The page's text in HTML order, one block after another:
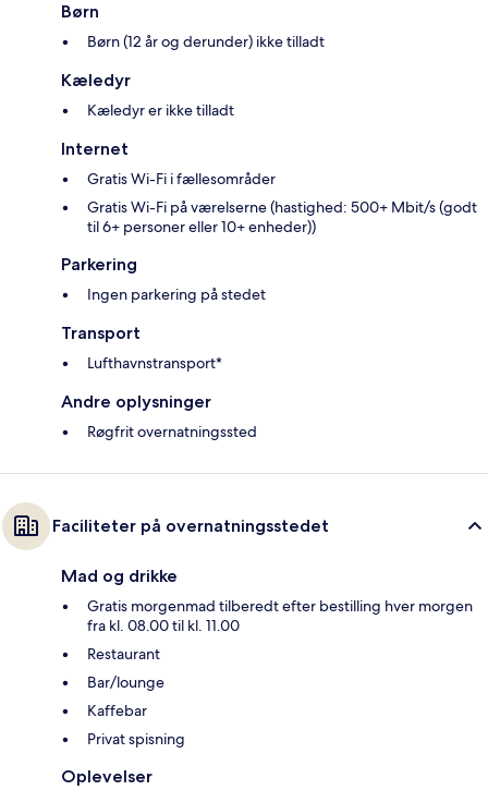
Børn
Børn (12 år og derunder) ikke tilladt
Kæledyr
Kæledyr er ikke tilladt
Internet
Gratis Wi-Fi i fællesområder
Gratis Wi-Fi på værelserne (hastighed: 500+ Mbit/s (godt
til 6+ personer eller 10+ enheder))
Parkering
Ingen parkering på stedet
Transport
Lufthavnstransport*
Andre oplysninger
Røgfrit overnatningssted
Faciliteter på overnatningsstedet
Mad og drikke
Gratis morgenmad tilberedt efter bestilling hver morgen
fra kl. 08.00 til kl. 11.00
Restaurant
Bar/lounge
Kaffebar
Privat spisning
Oplevelser